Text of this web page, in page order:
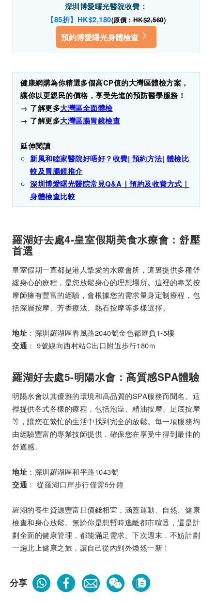
深圳博愛曙光醫院收費：
【85折】HK$2,180(原價：HK$2,560)
預約博愛曙光身體檢查
健康網購為你精選多個高CP值的大灣區體檢方案，
讓你以更親民的價格，享受先進的預防醫學服務！
→ 了解更多大灣區全面體檢
→ 了解更多大灣區腸胃鏡檢查
延伸閱讀
新風和睦家醫院好唔好？收費| 預約方法| 體檢比
較及胃腸鏡推介
深圳博愛曙光醫院常見Q&A｜預約及收費方式｜
身體檢查比較
羅湖好去處4-皇室假期美食水療會：舒壓
首選
皇室假期一直都是港人摯愛的水療會所，這裏提供多種舒
緩身心的療程，是您放鬆身心的理想場所。這裡的專業按
摩師擁有豐富的經驗，會根據您的需求量身定制療程，包
括深層按摩、芳香療法、熱石按摩等多樣選擇。
地址 ：深圳羅湖區春風路2040號金色都匯負1-5樓
交通 ： 9號線向西村站C出口附近步行180m
羅湖好去處5-明陽水會：高質感SPA體驗
明陽水會以其優雅的環境和高品質的SPA服務而聞名。這
裡提供各式各樣的療程，包括泡澡、精油按摩、足底按摩
等，讓您在繁忙的生活中找到完全的放鬆。每一項服務均
由經驗豐富的專業技師提供，確保您在享受中得到最佳的
舒適感。
地址 ：深圳羅湖區和平路1043號
交通 ： 從羅湖口岸步行僅需5分鐘
羅湖的養生資源豐富且價錢相宜，涵蓋運動、自然、健康
檢查和身心放鬆。無論你是想暫時逃離都市喧囂，還是計
劃全面的健康管理，都能滿足需求。下次週末，不妨計劃
一趟北上健康之旅，讓自己從內到外煥然一新！
分享